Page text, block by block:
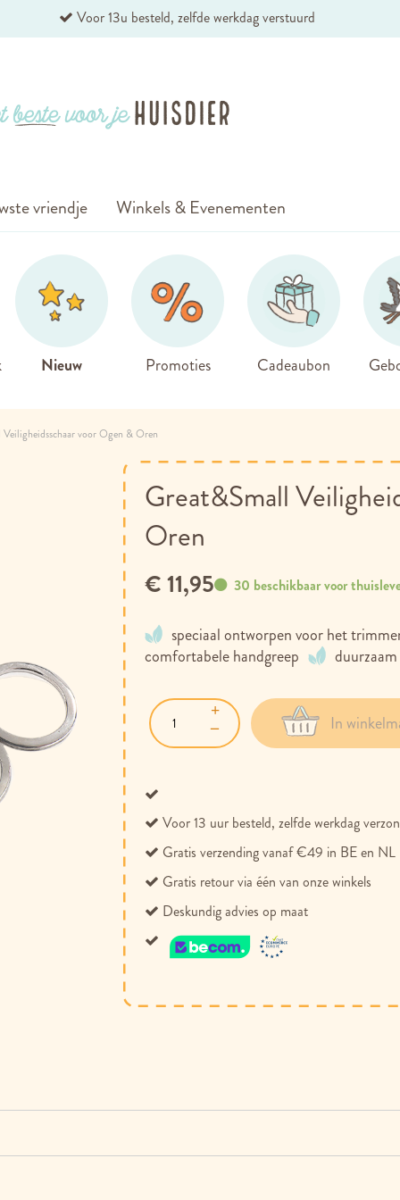
Voor 13u besteld, zelfde werkdag verstuurd
Nieuw Promoties Cadeaubon
vriendje Winkels & Evenementen
voor Ogen & Oren
Great&Small
Oren
speciaal ontworpen voor het
comfortabele handgreep
30 beschikbaar voor
€ 11,95
In
Voor 13 uur besteld, zelfde werkdag
Gratis verzending vanaf €49 in BE en NL
Gratis retour via één van onze winkels
Deskundig advies op maat